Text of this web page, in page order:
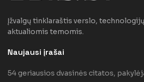
Įžvalgų tinklaraštis verslo,
aktualiomis temomis.
Naujausi įrašai
54 geriausios dvasinės citatos,